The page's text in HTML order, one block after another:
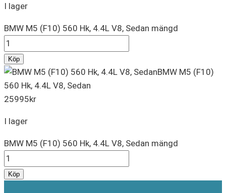
I lager
BMW M5 (F10) 560 Hk, 4.4L V8, Sedan mängd
Köp
BMW M5 (F10)
560 Hk, 4.4L V8, Sedan
25995kr
I lager
BMW M5 (F10) 560 Hk, 4.4L V8, Sedan mängd
Köp